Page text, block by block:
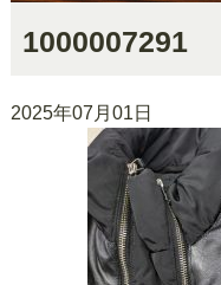
1000007291
2025年07月01日